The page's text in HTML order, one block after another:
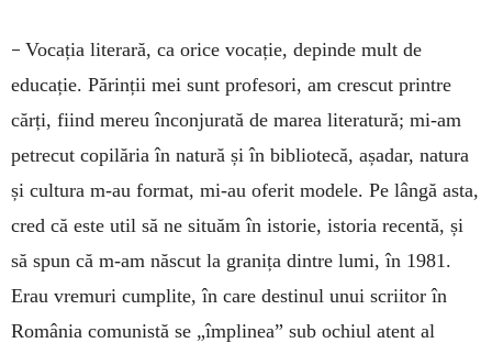
– Vocația literară, ca orice vocație, depinde mult de
educație. Părinții mei sunt profesori, am crescut printre
cărți, fiind mereu înconjurată de marea literatură; mi-am
petrecut copilăria în natură și în bibliotecă, așadar, natura
și cultura m-au format, mi-au oferit modele. Pe lângă asta,
cred că este util să ne situăm în istorie, istoria recentă, și
să spun că m-am născut la granița dintre lumi, în 1981.
Erau vremuri cumplite, în care destinul unui scriitor în
România comunistă se „împlinea” sub ochiul atent al